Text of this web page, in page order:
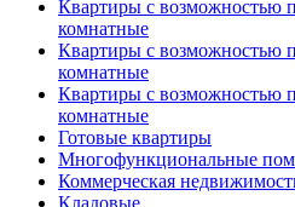
Квартиры с возможностью
комнатные
Квартиры с возможностью
комнатные
Квартиры с возможностью
комнатные
Готовые квартиры
Многофункциональные
Коммерческая
Кладовые